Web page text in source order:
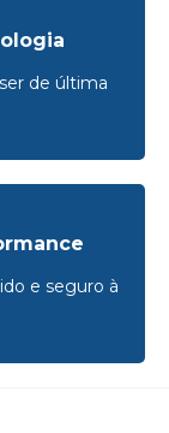
de última
e seguro à